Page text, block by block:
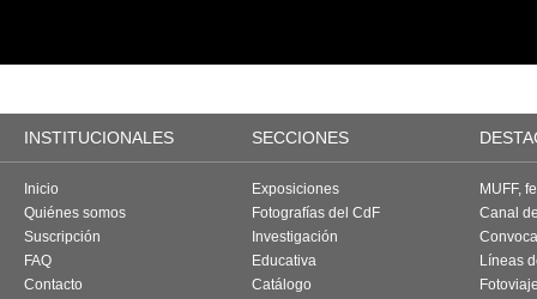
INSTITUCIONALES SECCIONES
Inicio
Quiénes somos
Suscripción
FAQ
Contacto
Exposiciones
Fotografías del CdF
Investigación
Educativa
Catálogo
MUFF,
Canal
Líneas